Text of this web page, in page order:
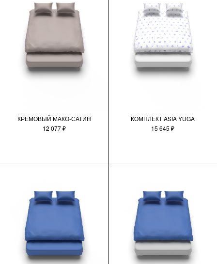
КРЕМОВЫЙ МАКО-САТИН
12 077 ₽
КОМПЛЕКТ ASIA YUGA
15 645 ₽